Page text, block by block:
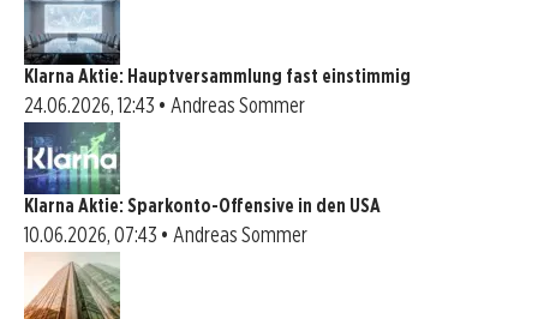
Klarna Aktie: Hauptversammlung fast einstimmig
24.06.2026, 12:43 • Andreas Sommer
Klarna Aktie: Sparkonto-Offensive in den USA
10.06.2026, 07:43 • Andreas Sommer